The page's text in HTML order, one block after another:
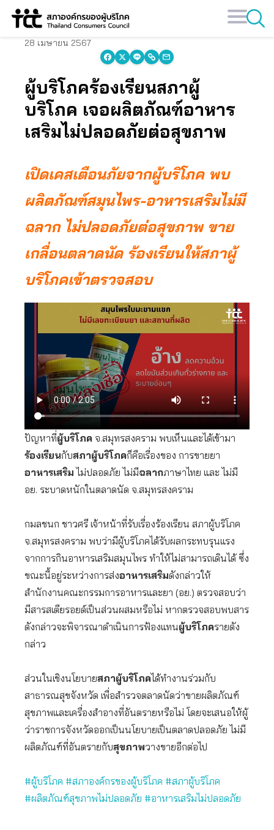
Skip
28 เมษายน 2567
ผู้บริโภคร้องเรียนสภาผู้
บริโภค เจอผลิตภัณฑ์อาหาร
เสริมไม่ปลอดภัยต่อสุขภาพ
เปิดเคสเตือนภัยจากผู้บริโภค พบ
ผลิตภัณฑ์สมุนไพร-อาหารเสริมไม่มี
ฉลาก ไม่ปลอดภัยต่อสุขภาพ ขาย
เกลื่อนตลาดนัด ร้องเรียนให้สภาผู้
บริโภคเข้าตรวจสอบ
ปัญหาที่ผู้บริโภค จ.สมุทรสงคราม พบเห็นและได้เข้ามา
ร้องเรียนกับสภาผู้บริโภคก็คือเรื่องของ การขายยา
อาหารเสริม ไม่ปลอดภัย ไม่มีฉลากภาษาไทย และ ไม่มี
อย. ระบาดหนักในตลาดนัด จ.สมุทรสงคราม
กมลชนก ชาวศรี เจ้าหน้าที่รับเรื่องร้องเรียน สภาผู้บริโภค
จ.สมุทรสงคราม พบว่ามีผู้บริโภคได้รับผลกระทบรุนแรง
จากการกินอาหารเสริมสมุนไพร ทำให้ไม่สามารถเดินได้ ซึ่ง
ขณะนี้อยู่ระหว่างการส่งอาหารเสริมดังกล่าวให้
สำนักงานคณะกรรมการอาหารและยา (อย.) ตรวจสอบว่า
มีสารสเตียรอยด์เป็นส่วนผสมหรือไม่ หากตรวจสอบพบสาร
ดังกล่าวจะพิจารณาดำเนินการฟ้องแทนผู้บริโภครายดัง
กล่าว
ส่วนในเชิงนโยบายสภาผู้บริโภคได้ทำงานร่วมกับ
สาธารณสุขจังหวัด เพื่อสำรวจตลาดนัดว่าขายผลิตภัณฑ์
สุขภาพและเครื่องสำอางที่อันตรายหรือไม่ โดยจะเสนอให้ผู้
ว่าราชการจังหวัดออกเป็นนโยบายเป็นตลาดปลอดภัย ไม่มี
ผลิตภัณฑ์ที่อันตรายกับสุขภาพวางขายอีกต่อไป
#ผู้บริโภค #สภาองค์กรของผู้บริโภค #สภาผู้บริโภค
#ผลิตภัณฑ์สุขภาพไม่ปลอดภัย #อาหารเสริมไม่ปลอดภัย